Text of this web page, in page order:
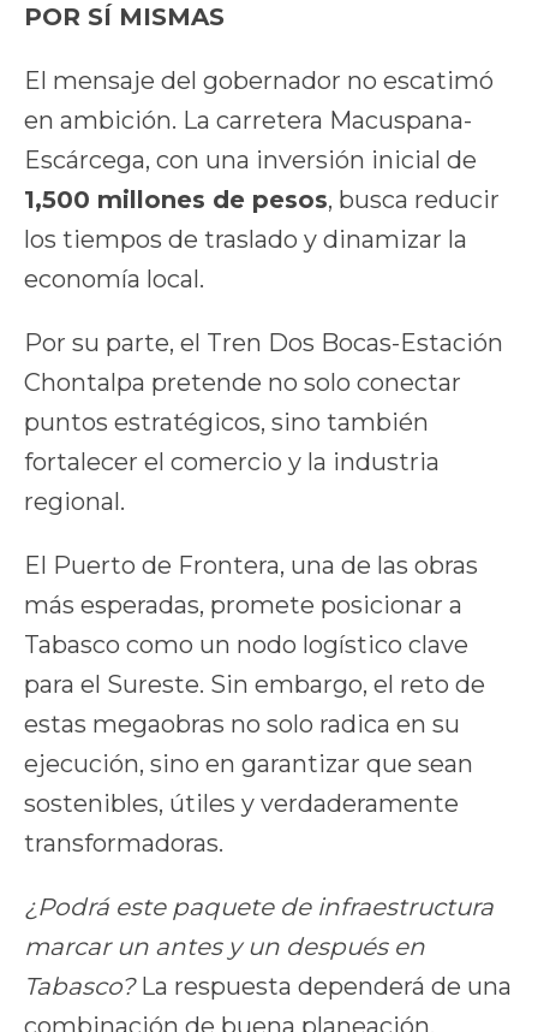
POR SÍ MISMAS
El mensaje del gobernador no escatimó
en ambición. La carretera Macuspana-
Escárcega, con una inversión inicial de
1,500 millones de pesos, busca reducir
los tiempos de traslado y dinamizar la
economía local.
Por su parte, el Tren Dos Bocas-Estación
Chontalpa pretende no solo conectar
puntos estratégicos, sino también
fortalecer el comercio y la industria
regional.
El Puerto de Frontera, una de las obras
más esperadas, promete posicionar a
Tabasco como un nodo logístico clave
para el Sureste. Sin embargo, el reto de
estas megaobras no solo radica en su
ejecución, sino en garantizar que sean
sostenibles, útiles y verdaderamente
transformadoras.
¿Podrá este paquete de infraestructura
marcar un antes y un después en
Tabasco?La respuesta dependerá de una
combinación de buena planeación,